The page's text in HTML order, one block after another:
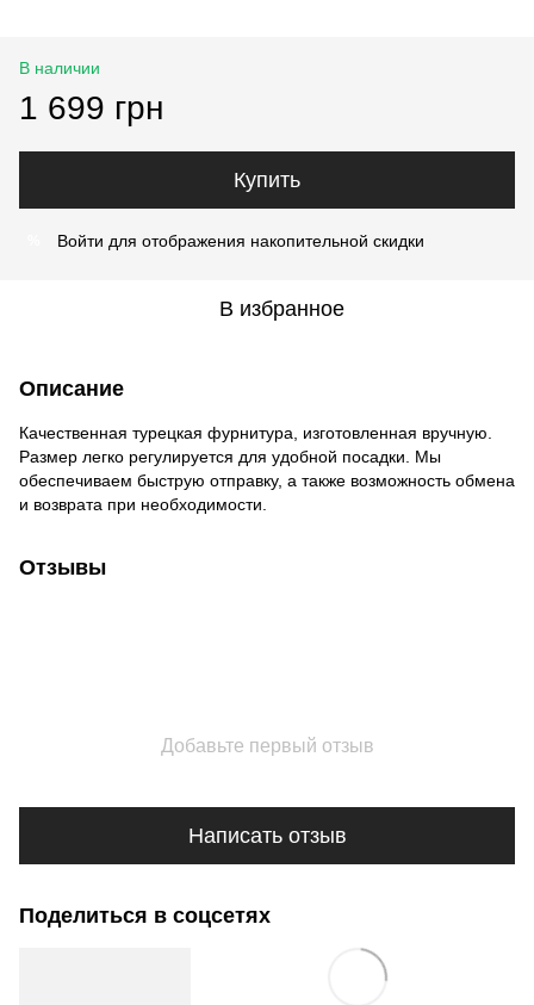
В наличии
1 699 грн
Купить
Войти для отображения накопительной скидки
В избранное
Описание
Качественная турецкая фурнитура, изготовленная вручную.
Размер легко регулируется для удобной посадки. Мы
обеспечиваем быструю отправку, а также возможность обмена
и возврата при необходимости.
Отзывы
Добавьте первый отзыв
Написать отзыв
Поделиться в соцсетях